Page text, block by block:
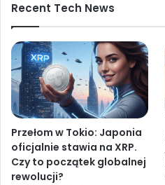
Recent Tech News
Przełom w Tokio: Japonia
oficjalnie stawia na XRP.
Czy to początek globalnej
rewolucji?